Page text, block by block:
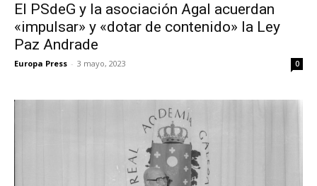
El PSdeG y la asociación Agal acuerdan
«impulsar» y «dotar de contenido» la Ley
Paz Andrade
Europa Press - 3 mayo, 2023 0